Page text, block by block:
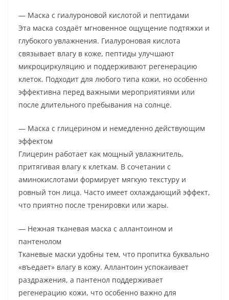
— Маска с гиалуроновой кислотой и пептидами
Эта маска создаёт мгновенное ощущение подтяжки и
глубокого увлажнения. Гиалуроновая кислота
связывает влагу в коже, пептиды улучшают
микроциркуляцию и поддерживают регенерацию
клеток. Подходит для любого типа кожи, но особенно
эффективна перед важными мероприятиями или
после длительного пребывания на солнце.
— Маска с глицерином и немедленно действующим
эффектом
Глицерин работает как мощный увлажнитель,
притягивая влагу к клеткам. В сочетании с
аминокислотами формирует мягкую текстуру и
ровный тон лица. Часто имеет охлаждающий эффект,
что приятно после тренировки или жары.
— Нежная тканевая маска с аллантоином и
пантенолом
Тканевые маски удобны тем, что пропитка буквально
«въедает» влагу в кожу. Аллантоин успокаивает
раздражения, а пантенол поддерживает
регенерацию кожи, что особенно важно для